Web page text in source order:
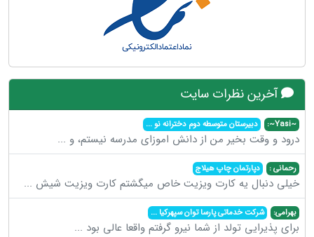
آخرین نظرات سایت
~Yasi~: دبیرستان متوسطه دوم دخترانه نو...
درود و وقت بخیر من از دانش اموزای مدرسه نیستم، و ...
رحمانی : دپارتمان چاپ هیلاج
خیلی دنبال یه کارت ویزیت خاص میگشتم کارت ویزیت شیش ...
بهرامی: شرکت خدماتی پارسا توان سپهرکیا ...
برای پذیرایی تولد از شما نیرو گرفتم واقعا عالی بود ...